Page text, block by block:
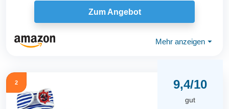
Zum Angebot
Mehr anzeigen ⏷
2 9,4/10
gut